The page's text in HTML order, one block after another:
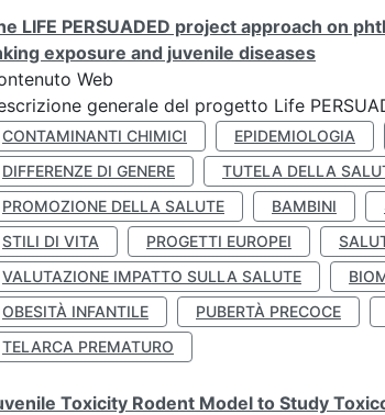
LIFE PERSUADED project approach on
exposure and juvenile diseases
Web
generale del progetto Life
CONTAMINANTI CHIMICI EPIDEMIOLOGIA
DIFFERENZE DI GENERE
TUTELA DELLA
PROMOZIONE DELLA SALUTE
BAMBINI
STILI DI VITA
PROGETTI EUROPEI
VALUTAZIONE IMPATTO SULLA SALUTE
OBESITÀ INFANTILE
PUBERTÀ PRECOCE
TELARCA PREMATURO
Toxicity Rodent Model to Study